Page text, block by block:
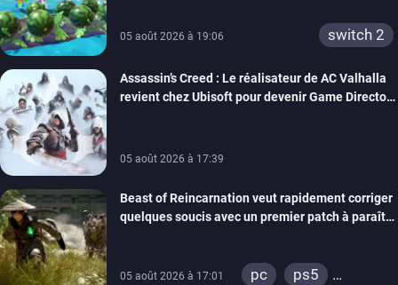
05 août 2026 à 19:06 switch 2
Assassin’s Creed : Le réalisateur de AC Valhalla
revient chez Ubisoft pour devenir Game Director
05 août 2026 à 17:39
Beast of Reincarnation veut rapidement corriger
quelques soucis avec un premier patch à paraître
05 août 2026 à 17:01 pc
ps5